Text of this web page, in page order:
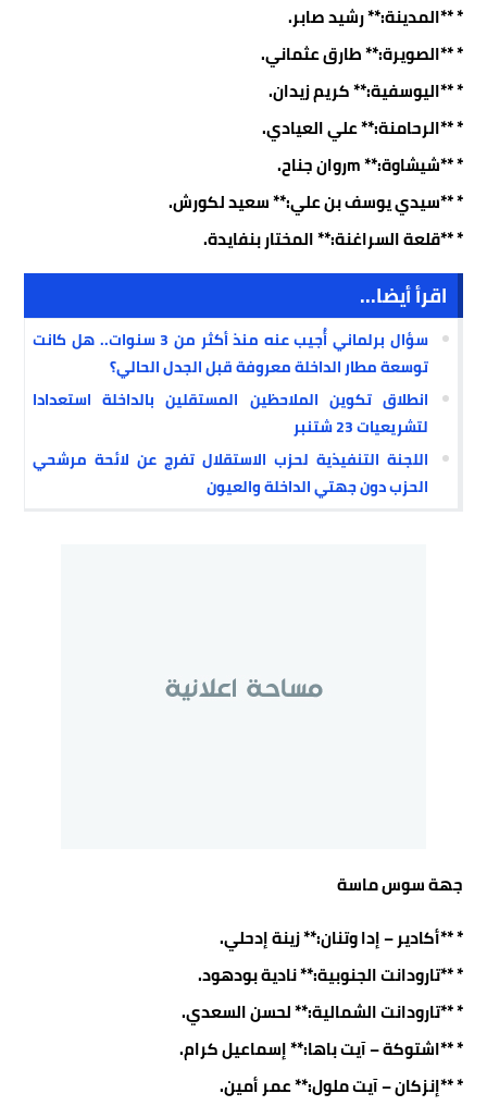
* **المدينة:** رشيد صابر.
* **الصويرة:** طارق عثماني.
* **اليوسفية:** كريم زيدان.
* **الرحامنة:** علي العيادي.
* **شيشاوة:** mروان جناح.
* **سيدي يوسف بن علي:** سعيد لكورش.
* **قلعة السراغنة:** المختار بنفايدة.
اقرأ أيضا...
سؤال برلماني أُجيب عنه منذ أكثر من 3 سنوات.. هل كانت
توسعة مطار الداخلة معروفة قبل الجدل الحالي؟
انطلاق تكوين الملاحظين المستقلين بالداخلة استعدادا
لتشريعيات 23 شتنبر
اللجنة التنفيذية لحزب الاستقلال تفرج عن لائحة مرشحي
الحزب دون جهتي الداخلة والعيون
جهة سوس ماسة
* **أكادير – إدا وتنان:** زينة إدحلي.
* **تارودانت الجنوبية:** نادية بودهود.
* **تارودانت الشمالية:** لحسن السعدي.
* **اشتوكة – آيت باها:** إسماعيل كرام.
* **إنزكان – آيت ملول:** عمر أمين.